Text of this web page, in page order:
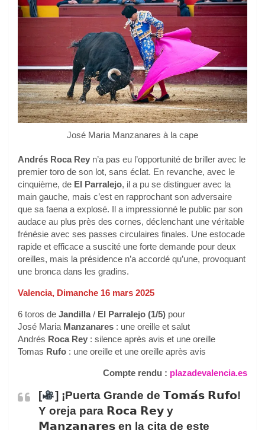
José Maria Manzanares à la cape
Andrés Roca Rey n’a pas eu l’opportunité de briller avec le
premier toro de son lot, sans éclat. En revanche, avec le
cinquième, de El Parralejo, il a pu se distinguer avec la
main gauche, mais c’est en rapprochant son adversaire
que sa faena a explosé. Il a impressionné le public par son
audace au plus près des cornes, déclenchant une véritable
frénésie avec ses passes circulaires finales. Une estocade
rapide et efficace a suscité une forte demande pour deux
oreilles, mais la présidence n’a accordé qu’une, provoquant
une bronca dans les gradins.
Valencia, Dimanche 16 mars 2025
6 toros de Jandilla/ El Parralejo (1/5) pour
José Maria Manzanares : une oreille et salut
Andrés Roca Rey : silence après avis et une oreille
Tomas Rufo : une oreille et une oreille après avis
Compte rendu : plazadevalencia.es
[
] ¡Puerta Grande de 𝗧𝗼𝗺𝗮́𝘀 𝗥𝘂𝗳𝗼!
Y oreja para 𝗥𝗼𝗰𝗮 𝗥𝗲𝘆 y
𝗠𝗮𝗻𝘇𝗮𝗻𝗮𝗿𝗲𝘀 en la cita de este